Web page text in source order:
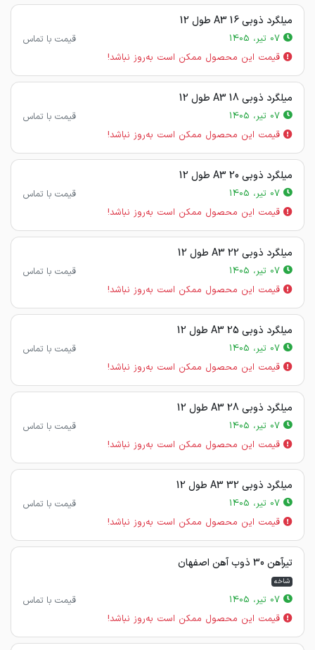
میلگرد ذوبی 16 A3 طول 12
قیمت با تماس
قیمت این محصول ممکن است به‌روز نباشد!
میلگرد ذوبی 18 A3 طول 12
قیمت با تماس
قیمت این محصول ممکن است به‌روز نباشد!
میلگرد ذوبی 20 A3 طول 12
قیمت با تماس
قیمت این محصول ممکن است به‌روز نباشد!
میلگرد ذوبی 22 A3 طول 12
قیمت با تماس
قیمت این محصول ممکن است به‌روز نباشد!
میلگرد ذوبی 25 A3 طول 12
قیمت با تماس
قیمت این محصول ممکن است به‌روز نباشد!
میلگرد ذوبی 28 A3 طول 12
قیمت با تماس
قیمت این محصول ممکن است به‌روز نباشد!
میلگرد ذوبی 32 A3 طول 12
قیمت با تماس
قیمت این محصول ممکن است به‌روز نباشد!
تیرآهن 30 ذوب آهن اصفهان
شاخه
قیمت با تماس
قیمت این محصول ممکن است به‌روز نباشد!